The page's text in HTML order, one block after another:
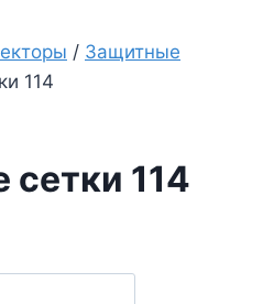
/ Защитные
114
114